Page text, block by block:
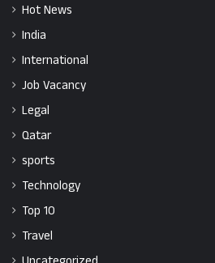
Hot News
India
International
Job Vacancy
Legal
Qatar
sports
Technology
Top 10
Travel